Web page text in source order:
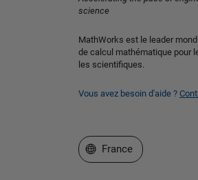
science
MathWorks est le leader
de calcul mathématique pour
les scientifiques.
Vous avez besoin d'aide ?
Sélectionner un site web
France